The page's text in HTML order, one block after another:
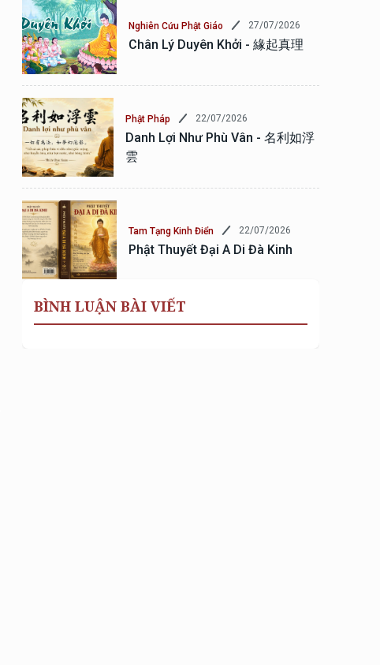
Nghiên Cứu Phật Giáo 27/07/2026
Chân Lý Duyên Khởi - 緣起真理
Phật Pháp 22/07/2026
Danh Lợi Như Phù Vân - 名利如浮
雲
Tam Tạng Kinh Điển 22/07/2026
Phật Thuyết Đại A Di Đà Kinh
BÌNH LUẬN BÀI VIẾT